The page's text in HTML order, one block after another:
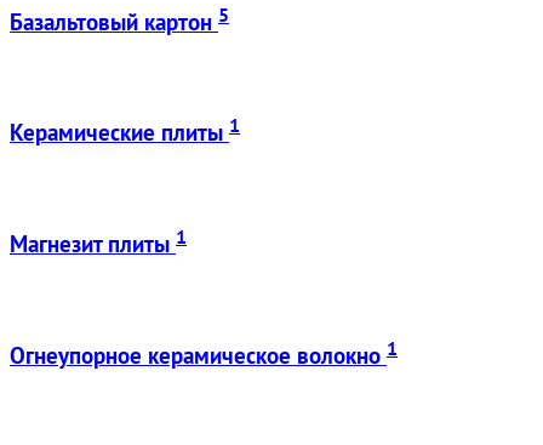
Базальтовый картон 5
Керамические плиты 1
Магнезит плиты 1
Огнеупорное керамическое волокно 1